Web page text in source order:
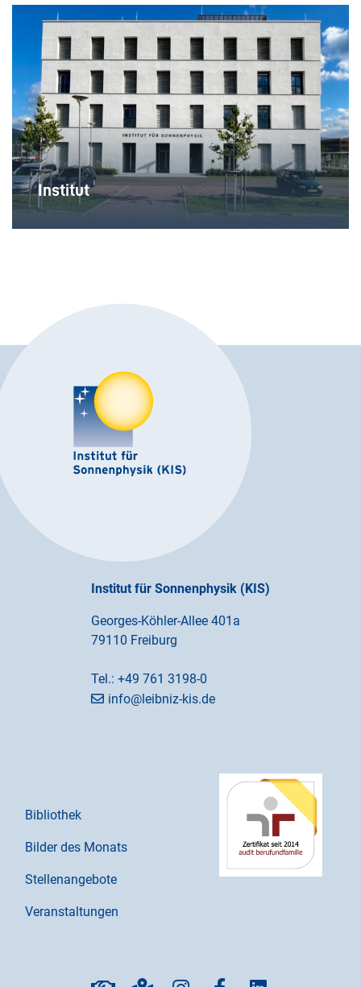
Institut
Institut für Sonnenphysik (KIS)
Georges-Köhler-Allee 401a
79110 Freiburg
Tel.: +49 761 3198-0
info@leibniz-kis.de
Bibliothek
Bilder des Monats
Stellenangebote
Veranstaltungen